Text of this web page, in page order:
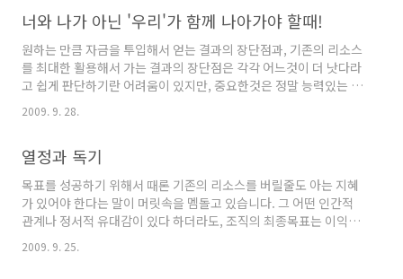
소셜 미디어를 활용한 고객과의 관계형성이 꼭 필요한가? 대략 위
의 다섯가지 항목에 대해서 두리뭉실하지만 머릿속을 멤돌더군요.
대기업이야 워낙에 인프라(인력, 시간등...)가 좋으니 제외를 하더
라도, 중소기업이나 벤처업체의 경우 과연 소셜 미디어가 필요한
가? 라는 질문에는 솔직히 저도 잘모르겠습니다. 작은 기업..
너와 나가 아닌 '우리'가 함께 나아가야 할때!
원하는 만큼 자금을 투입해서 얻는 결과의 장단점과, 기존의 리소스
를 최대한 활용해서 가는 결과의 장단점은 각각 어느것이 더 낫다라
고 쉽게 판단하기란 어려움이 있지만, 중요한것은 정말 능력있는 기
획자나 마케터의 자세라면 후자쪽의 입장에서 어떻게 하면 더 나은
결과를 만들어 낼수 있을까? 라는 고민의 시간들을 가지는게 훨씬
개인의 경험들이 차지하는 오류중에 하나가, 내가 생각(주장)하는
게 가장 최상의 결과를 얻을 수 있을것이라는 편협된 생각을 가질
수 있다는것이 바로 그것이다. 그래서 매너리즘에 빠지게 되면, 여
러모로 어려움이 따르게 마련인지라, 그래서 더욱 더 외부의 새로운
시선, 자극이 필요한바 새 인물을 영입하였음에도 불구하고, 한가지
..
2009. 9. 28.
열정과 독기
목표를 성공하기 위해서 때론 기존의 리소스를 버릴줄도 아는 지혜
가 있어야 한다는 말이 머릿속을 멤돌고 있습니다. 그 어떤 인간적
관계나 정서적 유대감이 있다 하더라도, 조직의 최종목표는 이익창
출이기에 이익창출이라는 목표를 달성하기 위해서 때론 불필요한
감정에 얽매여서, 또는 우물안 개구리처럼 좁은 시각으로 대처를 한
2009. 9. 25.